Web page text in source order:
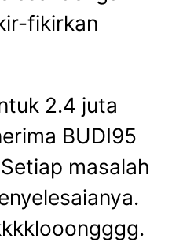
fikirkan
2.4 juta
BUDI95
masalah